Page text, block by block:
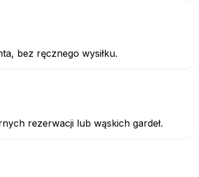
bez ręcznego wysiłku.
rezerwacji lub wąskich gardeł.